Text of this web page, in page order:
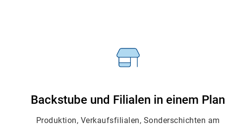
Backstube und Filialen in einem Plan
Produktion, Verkaufsfilialen, Sonderschichten am